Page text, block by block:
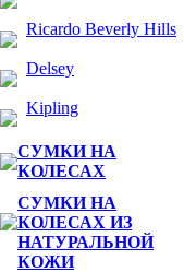
Ricardo Beverly Hills
Delsey
Kipling
СУМКИ НА
КОЛЕСАХ
СУМКИ НА
КОЛЕСАХ ИЗ
НАТУРАЛЬНОЙ
КОЖИ